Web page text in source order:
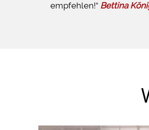
empfehlen!“ Bettina